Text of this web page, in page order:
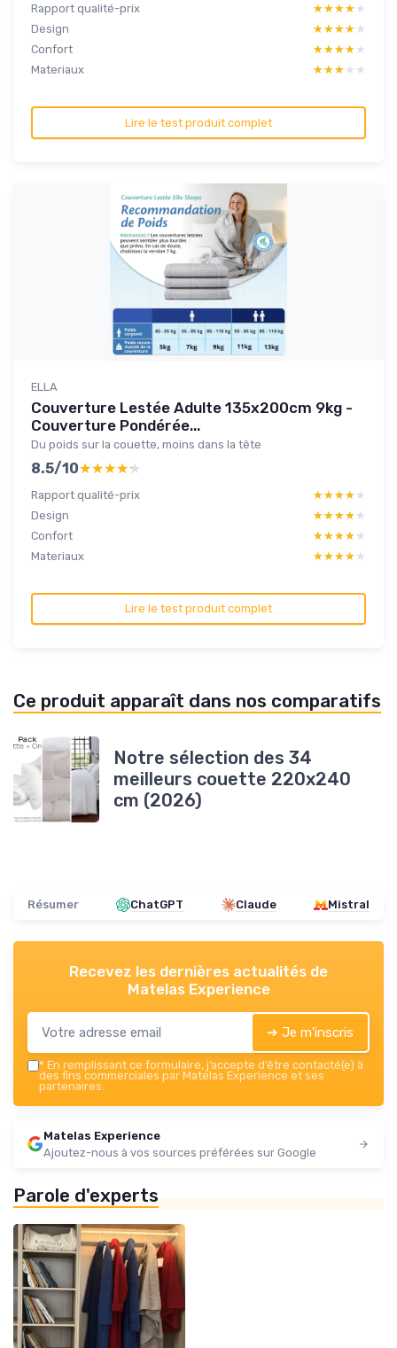
Rapport qualité-prix ★★★★★
★★★★★
Design
★★★★★
★★★★★
Confort
★★★★★
★★★★★
Materiaux
★★★★★
★★★★★
Lire le test produit complet
ELLA
Couverture Lestée Adulte 135x200cm 9kg -
Couverture Pondérée...
Du poids sur la couette, moins dans la tête
8.5/10★★★★★
★★★★★
Rapport qualité-prix ★★★★★
★★★★★
Design
★★★★★
★★★★★
Confort
★★★★★
★★★★★
Materiaux
★★★★★
★★★★★
Lire le test produit complet
Ce produit apparaît dans nos comparatifs
Notre sélection des 34
meilleurs couette 220x240
cm (2026)
Résumer ChatGPT Claude Mistral
Recevez les dernières actualités de
Matelas Experience
➔ Je m'inscris
* En remplissant ce formulaire, j’accepte d’être contacté(e) à
des fins commerciales par Matelas Experience et ses
partenaires.
Matelas Experience
Ajoutez-nous à vos sources préférées sur Google
Parole d'experts